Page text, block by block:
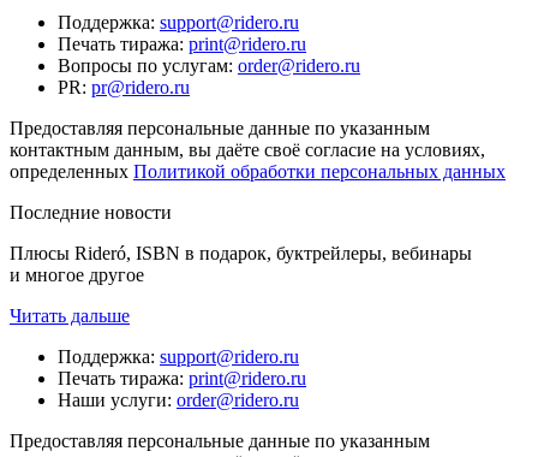
Поддержка: support@ridero.ru
Печать тиража: print@ridero.ru
Вопросы по услугам: order@ridero.ru
PR: pr@ridero.ru
Предоставляя персональные данные по указанным
контактным данным, вы даёте своё согласие на условиях,
определенных Политикой обработки персональных данных
Последние новости
Плюсы Rideró, ISBN в подарок, буктрейлеры, вебинары
и многое другое
Читать дальше
Поддержка: support@ridero.ru
Печать тиража: print@ridero.ru
Наши услуги: order@ridero.ru
Предоставляя персональные данные по указанным